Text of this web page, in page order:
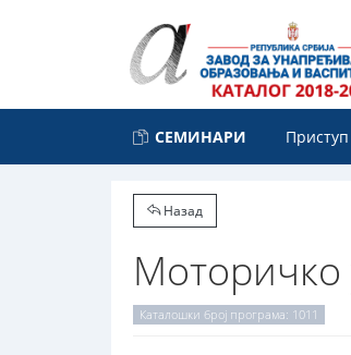
СЕМИНАРИ
Назад
Моторичко
Каталошки број програма: 1011